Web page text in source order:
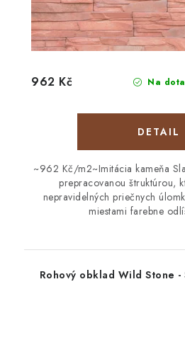
Na
962 Kč
DETAIL
~962 Kč/m2~Imitácia kameňa
prepracovanou štruktúrou,
nepravidelných priečnych
miestami farebne
Rohový obklad Wild Stone -